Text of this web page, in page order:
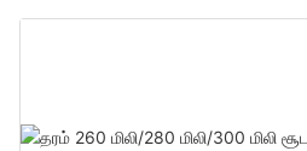
மில்லி தொழிற்சாலை விலை